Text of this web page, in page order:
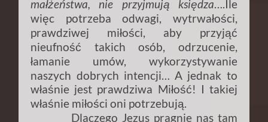
małżeństwa, nie przyjmują księdza….Ile
więc potrzeba odwagi, wytrwałości,
prawdziwej miłości, aby przyjąć
nieufność takich osób, odrzucenie,
łamanie umów, wykorzystywanie
naszych dobrych intencji… A jednak to
właśnie jest prawdziwa Miłość! I takiej
właśnie miłości oni potrzebują.
Dlaczego Jezus pragnie nas tam